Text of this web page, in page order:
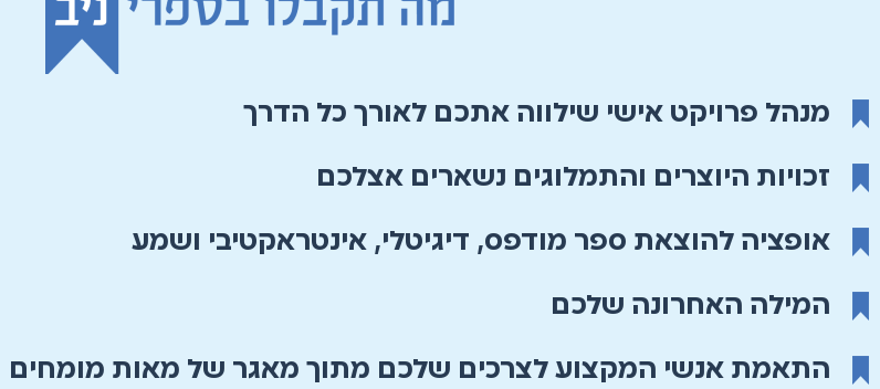
מנהל פרויקט אישי שילווה אתכם לאורך כל הדרך
זכויות היוצרים והתמלוגים נשארים אצלכם
אופציה להוצאת ספר מודפס, דיגיטלי, אינטראקטיבי ושמע
המילה האחרונה שלכם
התאמת אנשי המקצוע לצרכים שלכם מתוך מאגר של מאות מומחים